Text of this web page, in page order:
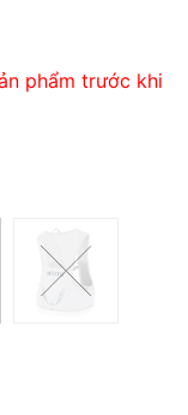
phẩm trước khi